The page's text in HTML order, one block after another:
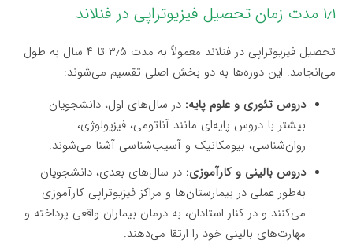
۱٫۱ مدت زمان تحصیل فیزیوتراپی در فنلاند
تحصیل فیزیوتراپی در فنلاند معمولاً به مدت ۳٫۵ تا ۴ سال به طول
می‌انجامد. این دوره‌ها به دو بخش اصلی تقسیم می‌شوند:
دروس تئوری و علوم پایه: در سال‌های اول، دانشجویان
بیشتر با دروس پایه‌ای مانند آناتومی، فیزیولوژی،
روان‌شناسی، بیومکانیک و آسیب‌شناسی آشنا می‌شوند.
دروس بالینی و کارآموزی: در سال‌های بعدی، دانشجویان
به‌طور عملی در بیمارستان‌ها و مراکز فیزیوتراپی کارآموزی
می‌کنند و در کنار استادان، به درمان بیماران واقعی پرداخته و
مهارت‌های بالینی خود را ارتقا می‌دهند.